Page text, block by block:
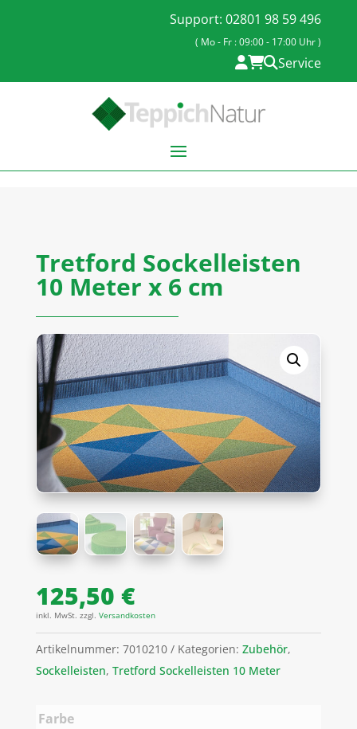
Support: 02801 98 59 496
( Mo - Fr : 09:00 - 17:00 Uhr )
Service
Tretford Sockelleisten
10 Meter x 6 cm
125,50 €
inkl. MwSt. zzgl. Versandkosten
Artikelnummer: 7010210 Kategorien: Zubehör,
Sockelleisten, Tretford Sockelleisten 10 Meter
Farbe